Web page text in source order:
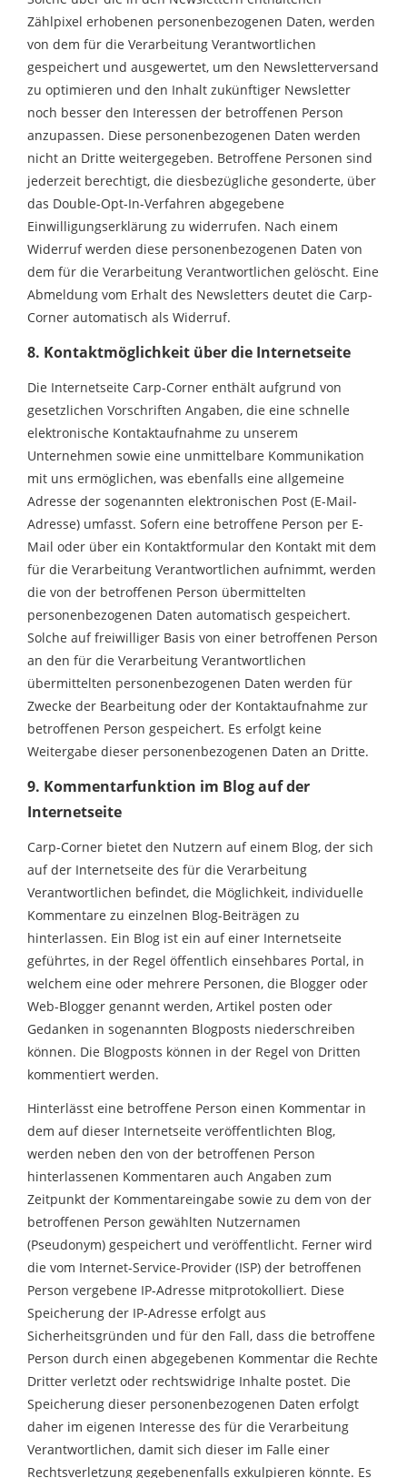
Zählpixel erhobenen personenbezogenen Daten, werden
von dem für die Verarbeitung Verantwortlichen
gespeichert und ausgewertet, um den Newsletterversand
zu optimieren und den Inhalt zukünftiger Newsletter
noch besser den Interessen der betroffenen Person
anzupassen. Diese personenbezogenen Daten werden
nicht an Dritte weitergegeben. Betroffene Personen sind
jederzeit berechtigt, die diesbezügliche gesonderte, über
das Double-Opt-In-Verfahren abgegebene
Einwilligungserklärung zu widerrufen. Nach einem
Widerruf werden diese personenbezogenen Daten von
dem für die Verarbeitung Verantwortlichen gelöscht. Eine
Abmeldung vom Erhalt des Newsletters deutet die Carp-
Corner automatisch als Widerruf.
8. Kontaktmöglichkeit über die Internetseite
Die Internetseite Carp-Corner enthält aufgrund von
gesetzlichen Vorschriften Angaben, die eine schnelle
elektronische Kontaktaufnahme zu unserem
Unternehmen sowie eine unmittelbare Kommunikation
mit uns ermöglichen, was ebenfalls eine allgemeine
Adresse der sogenannten elektronischen Post (E-Mail-
Adresse) umfasst. Sofern eine betroffene Person per E-
Mail oder über ein Kontaktformular den Kontakt mit dem
für die Verarbeitung Verantwortlichen aufnimmt, werden
die von der betroffenen Person übermittelten
personenbezogenen Daten automatisch gespeichert.
Solche auf freiwilliger Basis von einer betroffenen Person
an den für die Verarbeitung Verantwortlichen
übermittelten personenbezogenen Daten werden für
Zwecke der Bearbeitung oder der Kontaktaufnahme zur
betroffenen Person gespeichert. Es erfolgt keine
Weitergabe dieser personenbezogenen Daten an Dritte.
9. Kommentarfunktion im Blog auf der
Internetseite
Carp-Corner bietet den Nutzern auf einem Blog, der sich
auf der Internetseite des für die Verarbeitung
Verantwortlichen befindet, die Möglichkeit, individuelle
Kommentare zu einzelnen Blog-Beiträgen zu
hinterlassen. Ein Blog ist ein auf einer Internetseite
geführtes, in der Regel öffentlich einsehbares Portal, in
welchem eine oder mehrere Personen, die Blogger oder
Web-Blogger genannt werden, Artikel posten oder
Gedanken in sogenannten Blogposts niederschreiben
können. Die Blogposts können in der Regel von Dritten
kommentiert werden.
Hinterlässt eine betroffene Person einen Kommentar in
dem auf dieser Internetseite veröffentlichten Blog,
werden neben den von der betroffenen Person
hinterlassenen Kommentaren auch Angaben zum
Zeitpunkt der Kommentareingabe sowie zu dem von der
betroffenen Person gewählten Nutzernamen
(Pseudonym) gespeichert und veröffentlicht. Ferner wird
die vom Internet-Service-Provider (ISP) der betroffenen
Person vergebene IP-Adresse mitprotokolliert. Diese
Speicherung der IP-Adresse erfolgt aus
Sicherheitsgründen und für den Fall, dass die betroffene
Person durch einen abgegebenen Kommentar die Rechte
Dritter verletzt oder rechtswidrige Inhalte postet. Die
Speicherung dieser personenbezogenen Daten erfolgt
daher im eigenen Interesse des für die Verarbeitung
Verantwortlichen, damit sich dieser im Falle einer
Rechtsverletzung gegebenenfalls exkulpieren könnte. Es